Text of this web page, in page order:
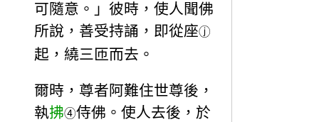
可隨意。」彼時，使人聞佛
所說，善受持誦，即從座ⓙ
起，繞三匝而去。
爾時，尊者阿難住世尊後，
執拂④侍佛。使人去後，於